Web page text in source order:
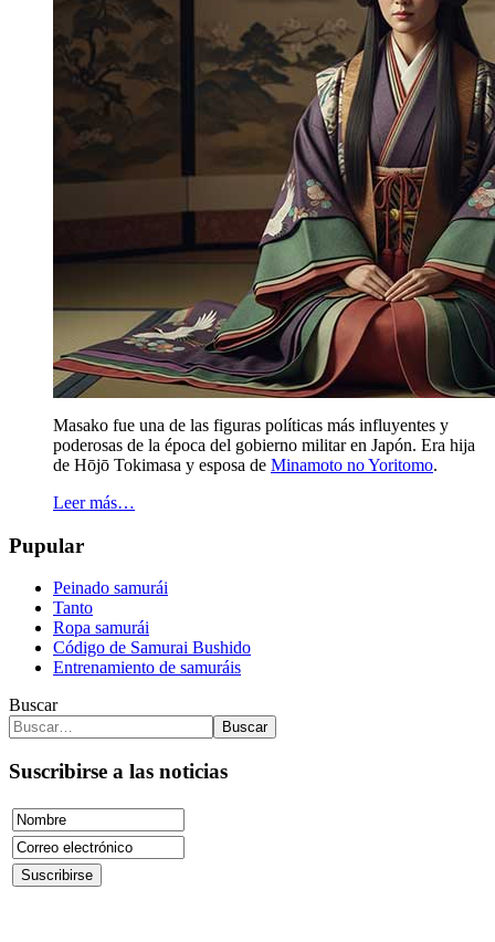
Masako fue una de las figuras políticas más influyentes y
poderosas de la época del gobierno militar en Japón. Era hija
de Hōjō Tokimasa y esposa de Minamoto no Yoritomo.
Leer más…
Pupular
Peinado samurái
Tanto
Ropa samurái
Código de Samurai Bushido
Entrenamiento de samuráis
Buscar
Buscar
Suscribirse a las noticias